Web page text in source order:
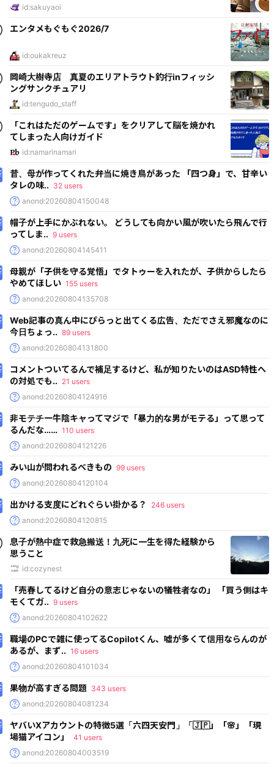
id:sakuyaoi
エンタメもぐもぐ2026/7
id:oukakreuz
岡崎大樹寺店 真夏のエリアトラウト釣行inフィッシ
ングサンクチュアリ
id:tengudo_staff
「これはただのゲームです」をクリアして脳を焼かれ
てしまった人向けガイド
id:namarinamari
昔、母が作ってくれた弁当に焼き鳥があった 「四つ身」で、甘辛い
タレの味.. 32 users
anond:20260804150048
帽子が上手にかぶれない。 どうしても向かい風が吹いたら飛んで行
ってしま.. 9 users
anond:20260804145411
母親が「子供を守る覚悟」でタトゥーを入れたが、子供からしたら
やめてほしい 155 users
anond:20260804135708
Web記事の真ん中にぴらっと出てくる広告、ただでさえ邪魔なのに
今日ちょっ.. 89 users
anond:20260804131800
コメントついてるんで補足するけど、私が知りたいのはASD特性へ
の対処でも.. 21 users
anond:20260804124916
非モテチー牛陰キャってマジで「暴力的な男がモテる」って思って
るんだな…… 110 users
anond:20260804121226
みい山が問われるべきもの 99 users
anond:20260804120104
出かける支度にどれぐらい掛かる？
246 users
anond:20260804120815
息子が熱中症で救急搬送！九死に一生を得た経験から
思うこと
id:cozynest
「売春してるけど自分の意志じゃないの犠牲者なの」 「買う側はキ
モくてガ.. 9 users
anond:20260804102622
職場のPCで雑に使ってるCopilotくん、嘘が多くて信用ならんのが
あるが、まず.. 16 users
anond:20260804101034
果物が高すぎる問題 343 users
anond:20260804081234
ヤバいXアカウントの特徴5選「六四天安門」「🇯🇵」「🌸」「現
場猫アイコン」
41 users
anond:20260804003519